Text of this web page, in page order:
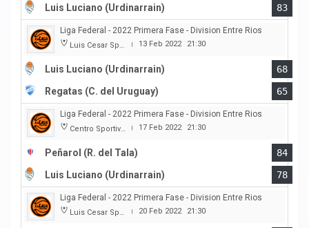
Luis Luciano (Urdinarrain) 83
Liga Federal - 2022 Primera Fase - Division Entre Rios
Luis Cesar Spiazzi | 13 Feb 2022 21:30
Luis Luciano (Urdinarrain)
68
Regatas (C. del Uruguay)
65
Liga Federal - 2022 Primera Fase - Division Entre Rios
Centro Sportivo Peñarol | 17 Feb 2022 21:30
Peñarol (R. del Tala)
84
Luis Luciano (Urdinarrain)
78
Liga Federal - 2022 Primera Fase - Division Entre Rios
Luis Cesar Spiazzi | 20 Feb 2022 21:30